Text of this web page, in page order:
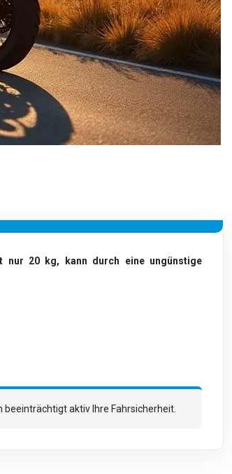
nur 20 kg, kann durch eine ungünstige
aktiv Ihre Fahrsicherheit.